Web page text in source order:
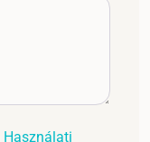
Használati